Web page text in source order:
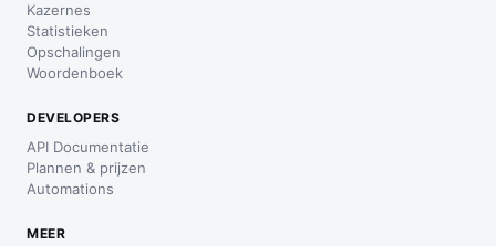
Kazernes
Statistieken
Opschalingen
Woordenboek
DEVELOPERS
API Documentatie
Plannen & prijzen
Automations
MEER